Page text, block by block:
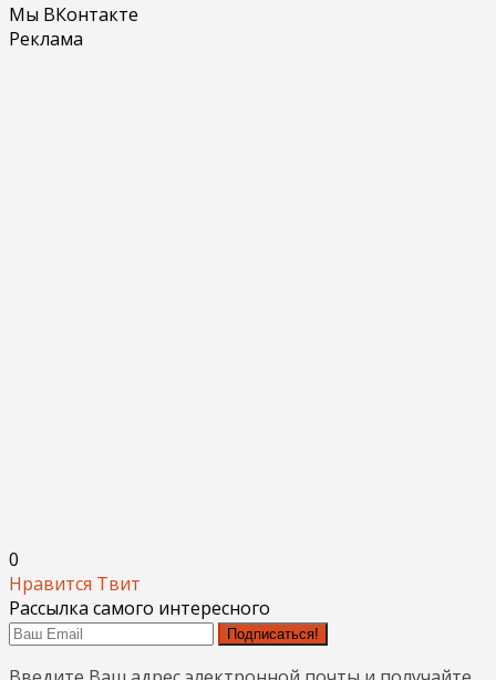
Мы ВКонтакте
Реклама
0
Нравится Твит
Рассылка самого интересного
Подписаться!